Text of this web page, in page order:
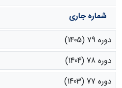
شماره جاری
دوره 79 (1405)
دوره 78 (1404)
دوره 77 (1403)